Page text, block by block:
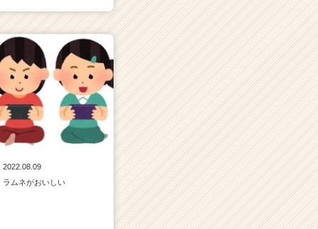
2022.08.09
ラムネがおいしい